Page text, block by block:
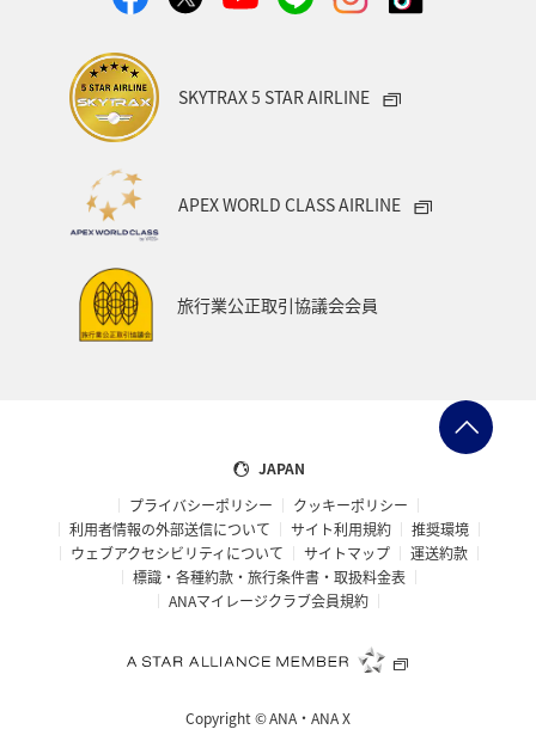
静岡県 沖縄 島根県 夜景
女子旅 北陸地方
アオリイカ
SKYTRAX 5 STAR AIRLINE
APEX WORLD CLASS AIRLINE
旅行業公正取引協議会会員
JAPAN
プライバシーポリシー
クッキーポリシー
利用者情報の外部送信について
サイト利用規約
推奨環境
ウェブアクセシビリティについて
サイトマップ
運送約款
標識・各種約款・旅行条件書・取扱料金表
ANAマイレージクラブ会員規約
Copyright ©ANA・ANA X